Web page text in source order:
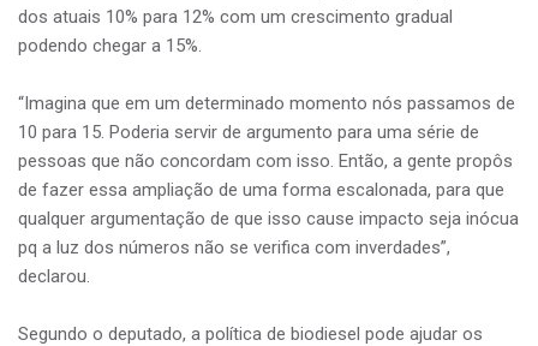
dos atuais 10% para 12% com um crescimento gradual
podendo chegar a 15%.
“Imagina que em um determinado momento nós passamos de
10 para 15. Poderia servir de argumento para uma série de
pessoas que não concordam com isso. Então, a gente propôs
de fazer essa ampliação de uma forma escalonada, para que
qualquer argumentação de que isso cause impacto seja inócua
pq a luz dos números não se verifica com inverdades”,
declarou.
Segundo o deputado, a política de biodiesel pode ajudar os